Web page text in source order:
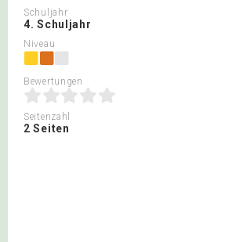
Schuljahr
4. Schuljahr
Niveau
Bewertungen
Seitenzahl
2 Seiten